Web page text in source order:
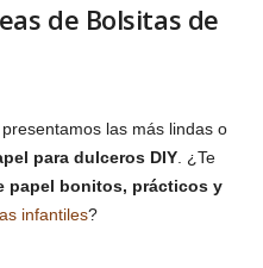
de Bolsitas de
las más lindas o
para dulceros DIY . ¿Te
papel bonitos, prácticos y
infantiles?